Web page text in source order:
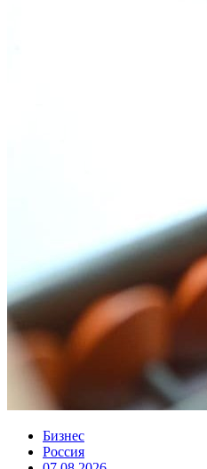
Бизнес
Россия